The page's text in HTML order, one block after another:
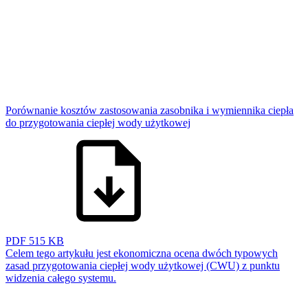
Porównanie kosztów zastosowania zasobnika i wymiennika ciepła
do przygotowania ciepłej wody użytkowej
PDF 515 KB
Celem tego artykułu jest ekonomiczna ocena dwóch typowych
zasad przygotowania ciepłej wody użytkowej (CWU) z punktu
widzenia całego systemu.